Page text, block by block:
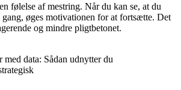
følelse af mestring. Når du kan se, at du
øges motivationen for at fortsætte. Det
og mindre pligtbetonet.
med data: Sådan udnytter du